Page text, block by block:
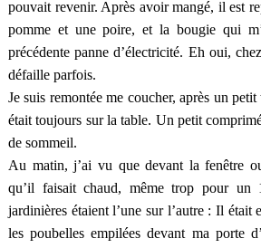
pouvait revenir. Après avoir mangé, il est
pomme et une poire, et la bougie qui
précédente panne d’électricité. Eh oui,
défaille parfois.
Je suis remontée me coucher, après un
était toujours sur la table. Un petit
de sommeil.
Au matin, j’ai vu que devant la fenêtre
qu’il faisait chaud, même trop pour un
jardinières étaient l’une sur l’autre : Il était
les poubelles empilées devant ma porte